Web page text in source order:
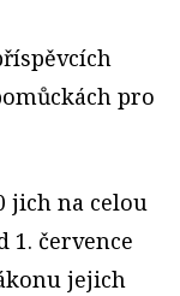
pro
jich na celou
1. července
jejich